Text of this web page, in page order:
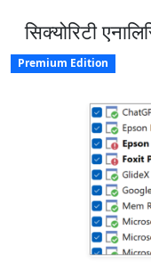
सिक्योरिटी
Premium Edition